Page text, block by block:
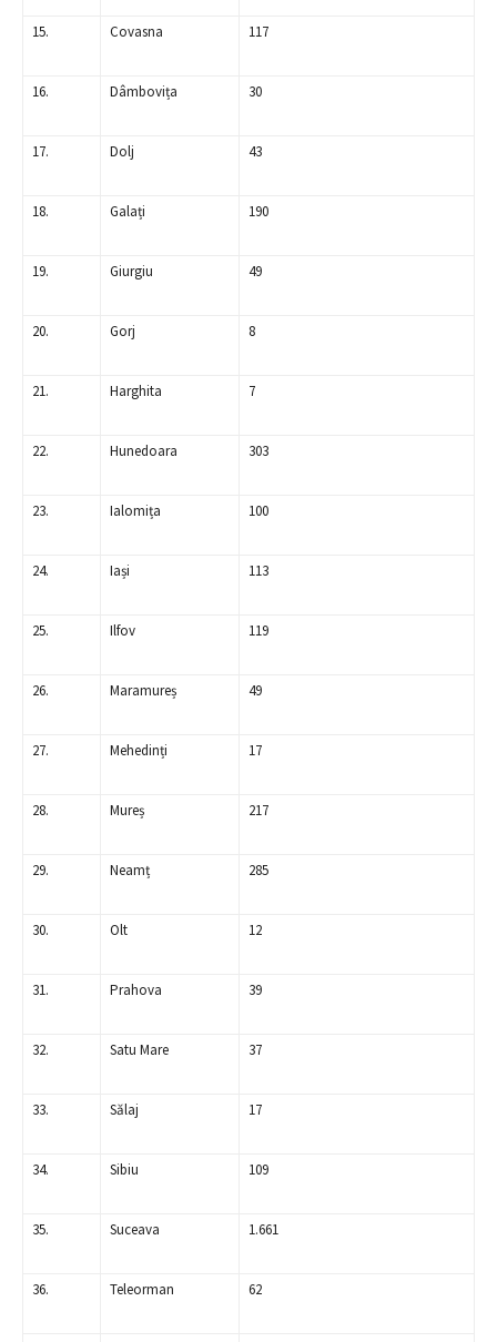
15. Covasna 117
16. Dâmbovița 30
17. Dolj 43
18. Galați 190
19. Giurgiu 49
20. Gorj 8
21. Harghita 7
22. Hunedoara 303
23. Ialomița 100
24. Iași 113
25. Ilfov 119
26. Maramureș 49
27. Mehedinți 17
28. Mureș 217
29. Neamț 285
30. Olt 12
31. Prahova 39
32. Satu Mare 37
33. Sălaj 17
34. Sibiu 109
35. Suceava 1.661
36. Teleorman 62